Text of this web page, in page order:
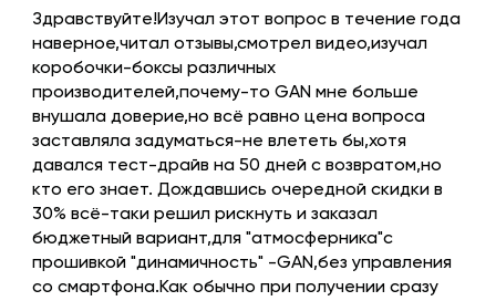
Здравствуйте!Изучал этот вопрос в течение года
наверное,читал отзывы,смотрел видео,изучал
коробочки-боксы различных
производителей,почему-то GAN мне больше
внушала доверие,но всё равно цена вопроса
заставляла задуматься-не влететь бы,хотя
давался тест-драйв на 50 дней с возвратом,но
кто его знает. Дождавшись очередной скидки в
30% всё-таки решил рискнуть и заказал
бюджетный вариант,для "атмосферника"с
прошивкой "динамичность" -GAN,без управления
со смартфона.Как обычно при получении сразу